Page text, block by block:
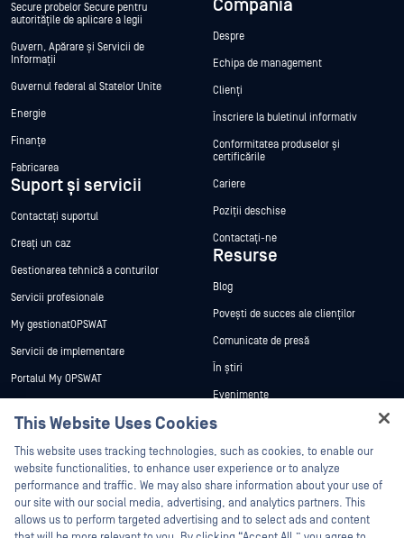
Secure probelor Secure pentru
autoritățile de aplicare a legii
Guvern, Apărare și Servicii de
Informații
Guvernul federal al Statelor Unite
Energie
Finanțe
Fabricarea
Suport și servicii
Contactați suportul
Creați un caz
Gestionarea tehnică a conturilor
Servicii profesionale
My gestionatOPSWAT
Servicii de implementare
Portalul My OPSWAT
vulnerabilităților
Parteneri
Certificare
Compania
Despre
Echipa de management
Clienți
Înscriere la buletinul informativ
Conformitatea produselor și
certificările
Cariere
Poziții deschise
Contactați-ne
Resurse
Blog
Povești de succes ale clienților
Comunicate de presă
În știri
Evenimente
Webinare
Fișe de date
Cărți albe
Instrumente gratuite
This Website Uses Cookies
This website uses tracking technologies, such as cookies, to enable our
website functionalities, to enhance user experience or to analyze
performance and traffic. We may also share information about your use of
our site with our social media, advertising, and analytics partners. This
allows us to perform targeted advertising and to select ads and content
Hey there!
I'm Ozzy, your OPSWAT virtual assistant.
How can I help you secure what's critical
today?